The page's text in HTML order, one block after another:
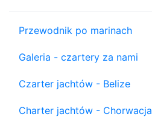
Przewodnik po marinach
Galeria - czartery za nami
Czarter jachtów - Belize
Charter jachtów - Chorwacja